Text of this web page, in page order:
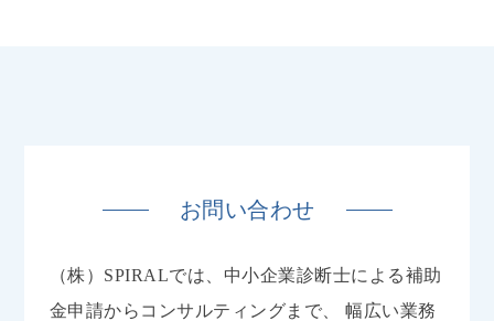
お問い合わせ
（株）SPIRALでは、中小企業診断士による補助
金申請からコンサルティングまで、
幅広い業務